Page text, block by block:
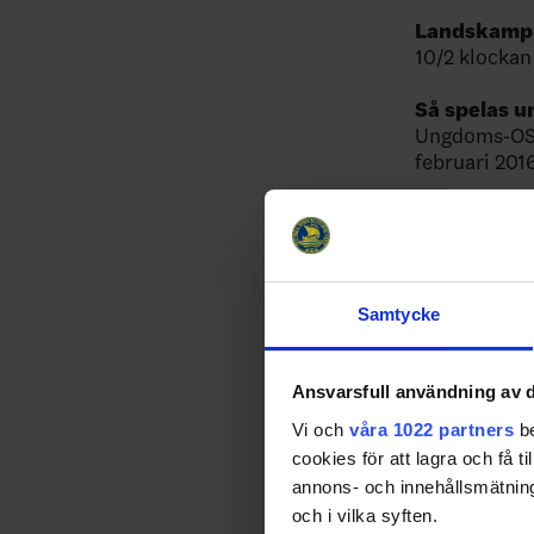
Samtycke
Ansvarsfull användning av
Vi och våra 1022 partners
cookies för att lagra och få
annons- och
och i vilka syften.
10/2
Så spelas
Ungdoms-
februari
12/2
Lördagen
13/2
Söndagen
14/2
Måndagen
15/2 klockan